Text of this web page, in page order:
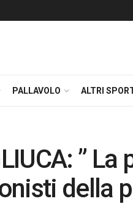
PALLAVOLO ALTRI
”
della